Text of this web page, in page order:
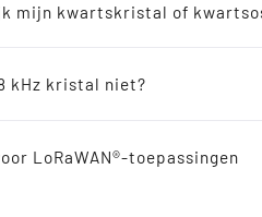
mijn kwartskristal of
kHz kristal niet?
LoRaWAN®-toepassingen
10-09-